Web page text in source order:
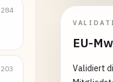
284
203
Datentyp
EU-
Validiert